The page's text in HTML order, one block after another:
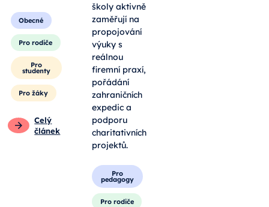
Obecné
Pro rodiče
Pro
studenty
Pro žáky
Celý
článek
školy aktivně
zaměřují na
propojování
výuky s
reálnou
firemní praxí,
pořádání
zahraničních
expedic a
podporu
charitativních
projektů.
Pro
pedagogy
Pro rodiče